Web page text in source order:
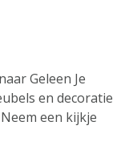
Geleen Je
en decoratie
een kijkje